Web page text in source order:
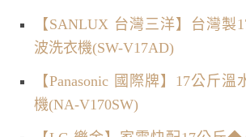
【SANLUX 台灣三洋】台灣製
波洗衣機(SW-V17AD)
【Panasonic 國際牌】17公斤
機(NA-V170SW)